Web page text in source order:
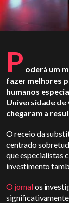
P oderá um
fazer melhores
humanos
Universidade de
chegaram a
O receio da
centrado
que especialistas
investimento
O jornalos
significativamente